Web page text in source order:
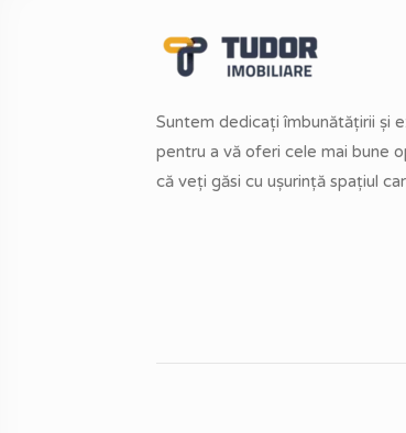
Suntem dedicați îmbunătățirii și
pentru a vă oferi cele mai bune
că veți găsi cu ușurință spațiul